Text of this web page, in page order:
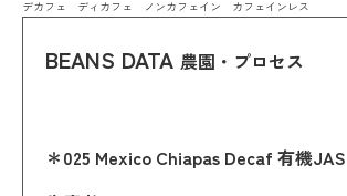
デカフェ ディカフェ ノンカフェイン カフェインレス
BEANS DATA 農園・プロセス
＊025 Mexico Chiapas Decaf 有機JAS